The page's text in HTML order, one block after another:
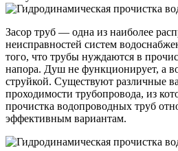
Засор труб — одна из наиболее
неисправностей систем
того, что трубы нуждаются в
напора. Душ не функционирует, а
струйкой. Существуют различные
проходимости трубопровода, из
прочистка водопроводных труб
эффективным вариантам.